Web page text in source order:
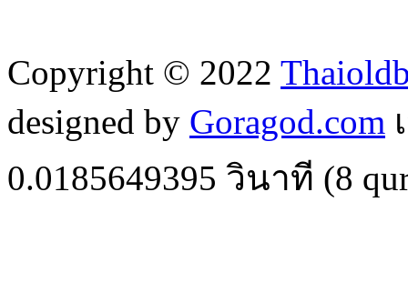
Copyright © 2022
designed by Goragod.com
0.0185649395 วินาที (8